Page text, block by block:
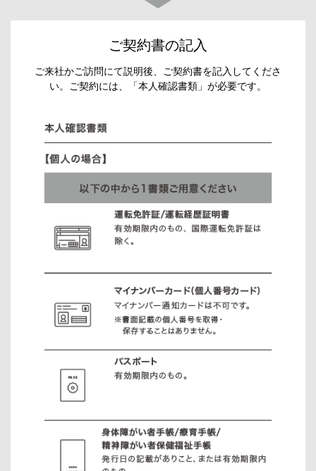
ご契約書の記入
ご来社かご訪問にて説明後、ご契約書を記入してくださ
い。ご契約には、「本人確認書類」が必要です。